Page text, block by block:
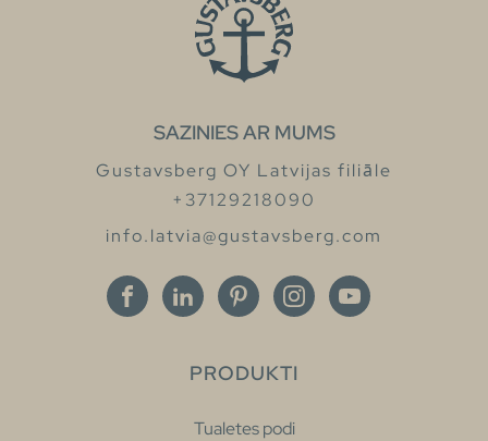
SAZINIES AR MUMS
Gustavsberg OY Latvijas filiāle
+37129218090
info.latvia@gustavsberg.com
PRODUKTI
Tualetes podi